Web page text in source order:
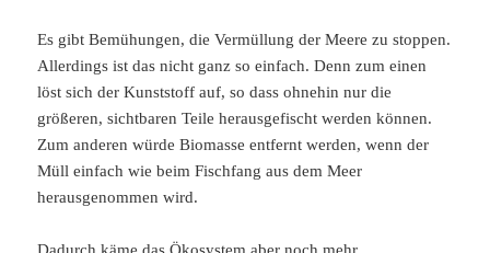
Es gibt Bemühungen, die Vermüllung der Meere zu stoppen.
Allerdings ist das nicht ganz so einfach. Denn zum einen
löst sich der Kunststoff auf, so dass ohnehin nur die
größeren, sichtbaren Teile herausgefischt werden können.
Zum anderen würde Biomasse entfernt werden, wenn der
Müll einfach wie beim Fischfang aus dem Meer
herausgenommen wird.